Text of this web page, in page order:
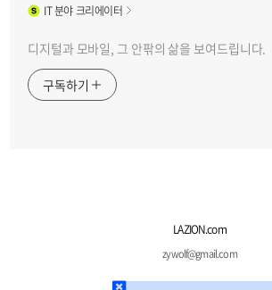
IT분야 크리에이터
디지털과 모바일, 그 안팎의 삶을 보여드립니다.
구독하기
LAZION.com
zywolf@gmail.com